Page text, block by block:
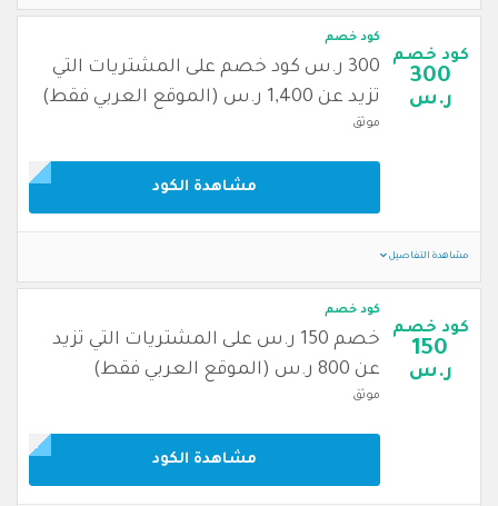
كود خصم
300
ر.س
كود خصم
300 ر.س كود خصم على المشتريات التي
تزيد عن 1,400 ر.س (الموقع العربي فقط)
موثق
مشاهدة الكود
مشاهدة التفاصيل
كود خصم
150
ر.س
كود خصم
خصم 150 ر.س على المشتريات التي تزيد
عن 800 ر.س (الموقع العربي فقط)
موثق
مشاهدة الكود